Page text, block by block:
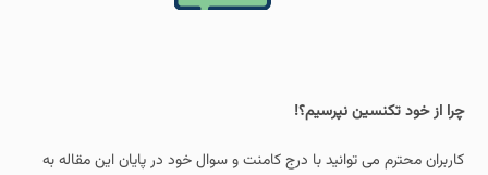
چرا از خود تکنسین نپرسیم؟!
کاربران محترم می توانید با درج کامنت و سوال خود در پایان این مقاله به